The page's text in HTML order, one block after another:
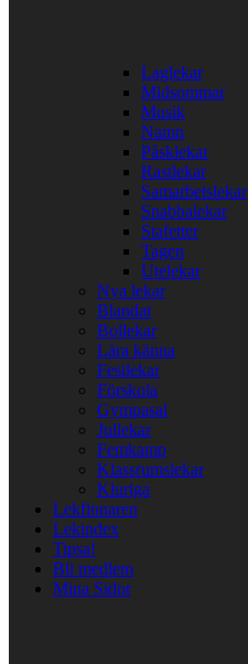
Laglekar
Midsommar
Musik
Namn
Påsklekar
Rastlekar
Samarbetslekar
Snabbalekar
Stafetter
Tagen
Utelekar
Nya lekar
Blandat
Bollekar
Lära känna
Festlekar
Förskola
Gympasal
Jullekar
Femkamp
Klassrumslekar
Kluriga
Lekfinnaren
Lekindex
Tipsa!
Bli medlem
Mina Sidor